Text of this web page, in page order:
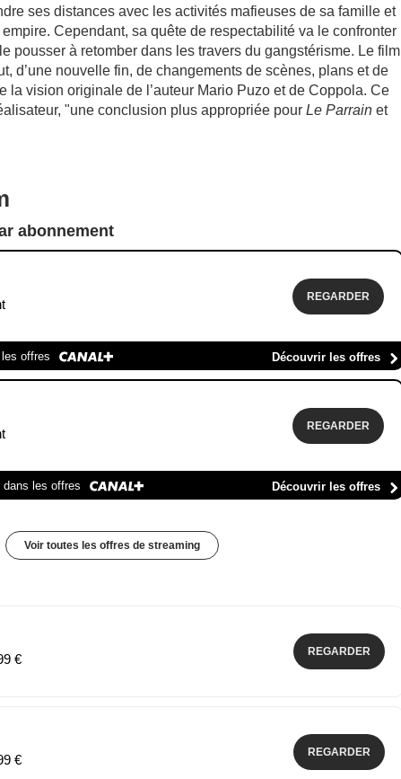
ses distances avec les activités mafieuses de sa famille et
Cependant, sa quête de respectabilité va le confronter
pousser à retomber dans les travers du gangstérisme. Le film
d’une nouvelle fin, de changements de scènes, plans et de
la vision originale de l’auteur Mario Puzo et de Coppola. Ce
"une conclusion plus appropriée pour Le Parrain et
abonnement
REGARDER
offres Découvrir les offres
REGARDER
dans les offres Découvrir les offres
Voir toutes les offres de streaming
€
REGARDER
€
REGARDER